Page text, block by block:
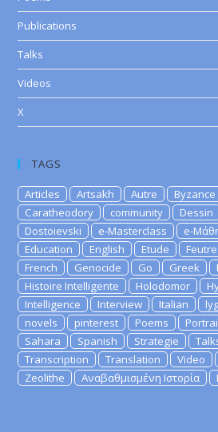
Publications
Talks
Videos
X
TAGS
Articles Artsakh Autre Byzance
Caratheodory
community Dessin
Dostoievski
e-Masterclass e-
Education
English Etude Feutre
French
Genocide Go Greek
Histoire Intelligente
Holodomor
Intelligence
Interview Italian
novels
pinterest Poems
Sahara
Spanish Strategie
Transcription
Translation Video
Zeolithe
Αναβαθμισμένη Ιστορία